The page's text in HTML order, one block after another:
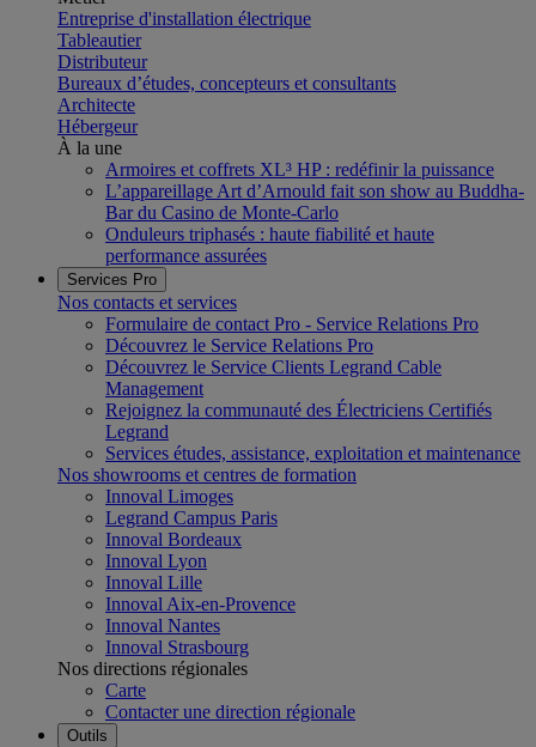
Entreprise d'installation électrique
Tableautier
Distributeur
Bureaux d’études, concepteurs et consultants
Architecte
Hébergeur
À la une
Armoires et coffrets XL³ HP : redéfinir la puissance
L’appareillage Art d’Arnould fait son show au Buddha-
Bar du Casino de Monte-Carlo
Onduleurs triphasés : haute fiabilité et haute
performance assurées
Services Pro
Nos contacts et services
Formulaire de contact Pro - Service Relations Pro
Découvrez le Service Relations Pro
Découvrez le Service Clients Legrand Cable
Management
Rejoignez la communauté des Électriciens Certifiés
Legrand
Services études, assistance, exploitation et maintenance
Nos showrooms et centres de formation
Innoval Limoges
Legrand Campus Paris
Innoval Bordeaux
Innoval Lyon
Innoval Lille
Innoval Aix-en-Provence
Innoval Nantes
Innoval Strasbourg
Nos directions régionales
Carte
Contacter une direction régionale
Outils